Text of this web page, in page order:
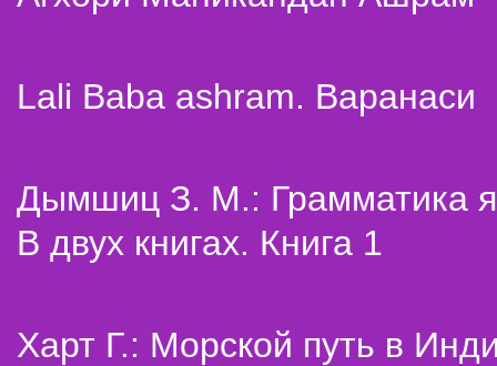
Lali Baba ashram. Варанаси
Дымшиц З. М.: Грамматика
В двух книгах. Книга 1
Харт Г.: Морской путь в